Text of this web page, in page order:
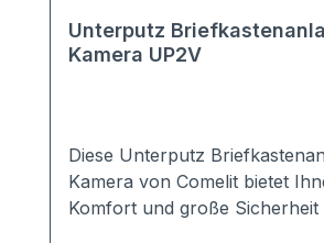
Unterputz
Kamera UP2V
Diese Unterputz
Kamera von Comelit bietet
Komfort und große